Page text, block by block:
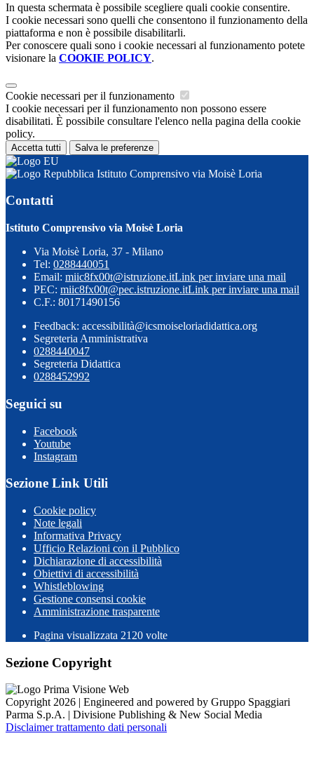
In questa schermata è possibile scegliere quali cookie consentire.
I cookie necessari sono quelli che consentono il funzionamento della
piattaforma e non è possibile disabilitarli.
Per conoscere quali sono i cookie necessari al funzionamento potete
visionare la COOKIE POLICY.
Cookie necessari per il funzionamento
I cookie necessari per il funzionamento non possono essere
disabilitati. È possibile consultare l'elenco nella pagina della cookie
policy.
Accetta tutti Salva le preferenze
Istituto Comprensivo via Moisè Loria
Contatti
Istituto Comprensivo via Moisè Loria
Via Moisè Loria, 37 - Milano
Tel: 0288440051
Email: miic8fx00t@istruzione.itLink per inviare una mail
PEC: miic8fx00t@pec.istruzione.itLink per inviare una mail
C.F.: 80171490156
Feedback: accessibilità@icsmoiseloriadidattica.org
Segreteria Amministrativa
0288440047
Segreteria Didattica
0288452992
Seguici su
Facebook
Youtube
Instagram
Sezione Link Utili
Cookie policy
Note legali
Informativa Privacy
Ufficio Relazioni con il Pubblico
Dichiarazione di accessibilità
Obiettivi di accessibilità
Whistleblowing
Gestione consensi cookie
Amministrazione trasparente
Pagina visualizzata 2120 volte
Sezione Copyright
Copyright 2026 | Engineered and powered by Gruppo Spaggiari
Parma S.p.A. | Divisione Publishing & New Social Media
Disclaimer trattamento dati personali